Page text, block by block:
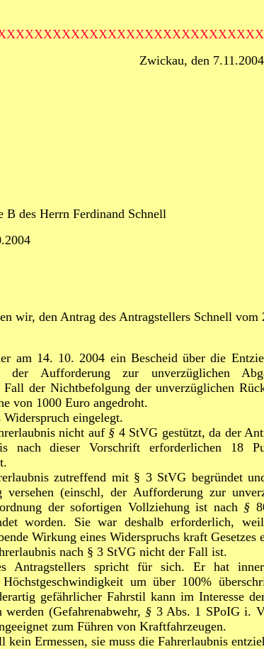
den 7.11.2004
B des Herrn Ferdinand Schnell
wir, den Antrag des Antragstellers Schnell vom
am 14. 10. 2004 ein Bescheid über die
der Aufforderung zur unverzüglichen
Fall der Nichtbefolgung der unverzüglichen
von 1000 Euro angedroht.
eingelegt.
nicht auf § 4 StVG gestützt, da der
nach dieser Vorschrift erforderlichen 18
zutreffend mit § 3 StVG begründet
(einschl, der Aufforderung zur
der sofortigen Vollziehung ist nach §
worden. Sie war deshalb erforderlich,
Wirkung eines Widerspruchs kraft Gesetzes
nach § 3 StVG nicht der Fall ist.
Antragstellers spricht für sich. Er hat
um über 100%
gefährlicher Fahrstil kann im Interesse
(Gefahrenabwehr, § 3 Abs. 1 SPoIG i.
zum Führen von Kraftfahrzeugen.
Ermessen, sie muss die Fahrerlaubnis